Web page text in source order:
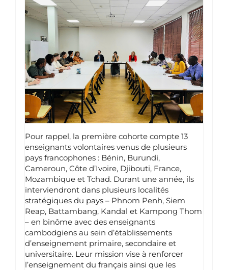
Pour rappel, la première cohorte compte 13
enseignants volontaires venus de plusieurs
pays francophones : Bénin, Burundi,
Cameroun, Côte d’Ivoire, Djibouti, France,
Mozambique et Tchad. Durant une année, ils
interviendront dans plusieurs localités
stratégiques du pays – Phnom Penh, Siem
Reap, Battambang, Kandal et Kampong Thom
– en binôme avec des enseignants
cambodgiens au sein d’établissements
d’enseignement primaire, secondaire et
universitaire. Leur mission vise à renforcer
l’enseignement du français ainsi que les